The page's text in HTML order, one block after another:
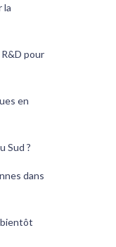
la
pour
en
Sud ?
dans